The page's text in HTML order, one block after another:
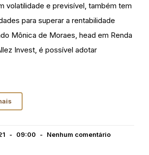
volatilidade e previsível, também tem
para superar a rentabilidade
Mônica de Moraes, head em Renda
Invest, é possível adotar
09:00 Nenhum comentário